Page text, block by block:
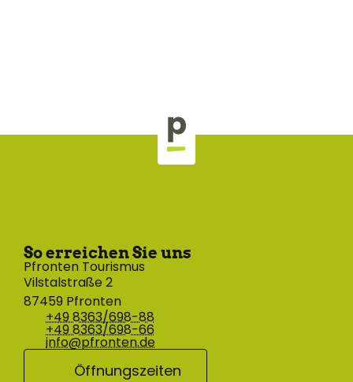
So erreichen Sie uns
Pfronten Tourismus
Vilstalstraße 2
87459 Pfronten
+49 8363/698-88
+49 8363/698-66
info@pfronten.de
Öffnungszeiten